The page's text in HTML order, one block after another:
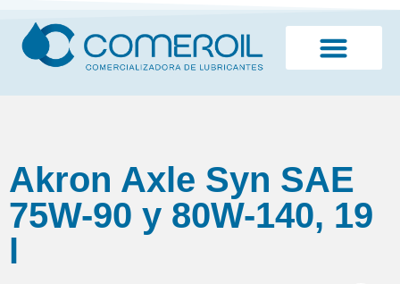
Akron Axle Syn SAE
75W-90 y 80W-140, 19
l